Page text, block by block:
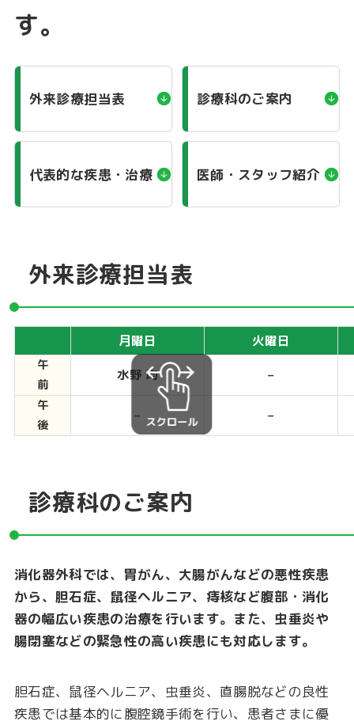
す。
外来診療担当表 診療科のご案内
代表的な疾患・治療 医師・スタッフ紹介
外来診療担当表
月曜日 火曜日
午
前
水野 均 –
午
後
– –
診療科のご案内
消化器外科では、胃がん、大腸がんなどの悪性疾患
から、胆石症、鼠径ヘルニア、痔核など腹部・消化
器の幅広い疾患の治療を行います。また、虫垂炎や
腸閉塞などの緊急性の高い疾患にも対応します。
胆石症、鼠径ヘルニア、虫垂炎、直腸脱などの良性
疾患では基本的に腹腔鏡手術を行い、患者さまに優